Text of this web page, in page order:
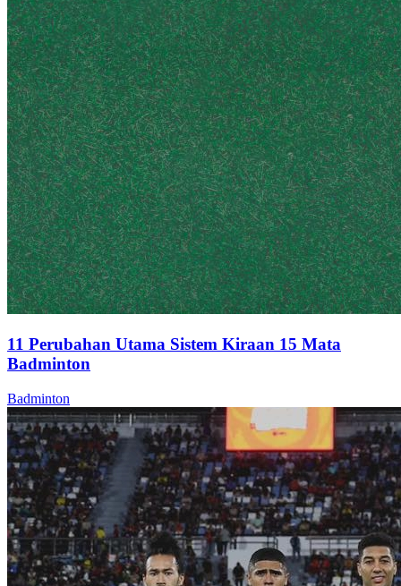
11 Perubahan Utama Sistem Kiraan 15 Mata
Badminton
Badminton